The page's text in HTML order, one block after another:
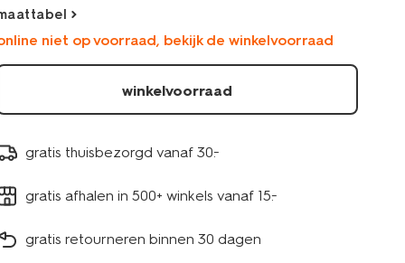
niet op voorraad, bekijk de winkelvoorraad
winkelvoorraad
gratis thuisbezorgd vanaf 30.-
gratis afhalen in 500+ winkels vanaf 15.-
gratis retourneren binnen 30 dagen